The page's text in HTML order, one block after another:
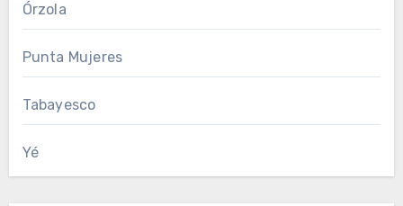
Órzola
Punta Mujeres
Tabayesco
Yé